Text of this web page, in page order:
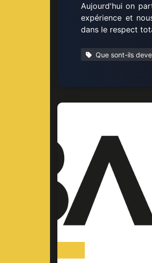
Aujourd'hui on
expérience et
dans le respect
Que sont-ils